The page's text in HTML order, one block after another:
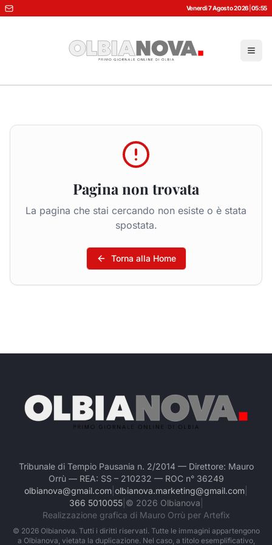
Venerdì 7 Agosto 2026 05:55
Pagina non trovata
La pagina che stai cercando non esiste o è stata
spostata.
Torna alla Home
Tribunale di Tempio Pausania n. 2/2014 — Direttore: Mauro
Orrù — REA: SS – 210232 — ROC n° 36249
olbianova@gmail.com olbianova.marketing@gmail.com
366 5010055| © 2026 Olbianova
Realizzazione grafica di Mauro Orrù per Artefix
© 2026Olbianova. Tutti i diritti riservati. Tutte le immagini appartengono
a Olbianova, vietata la duplicazione. Nel caso, a titolo esemplificativo,